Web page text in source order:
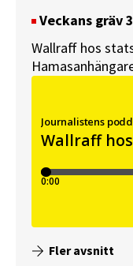
Veckans gräv
Wallraff hos
Fler avsnitt